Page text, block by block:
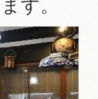
す。